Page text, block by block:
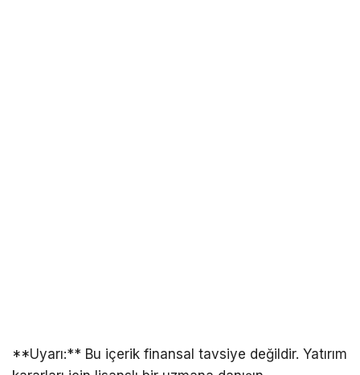
**Uyarı:** Bu içerik finansal tavsiye değildir. Yatırım